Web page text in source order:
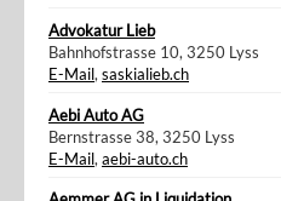
Advokatur Lieb
Bahnhofstrasse 10, 3250 Lyss
E-Mail, saskialieb.ch
Aebi Auto AG
Bernstrasse 38, 3250 Lyss
E-Mail, aebi-auto.ch